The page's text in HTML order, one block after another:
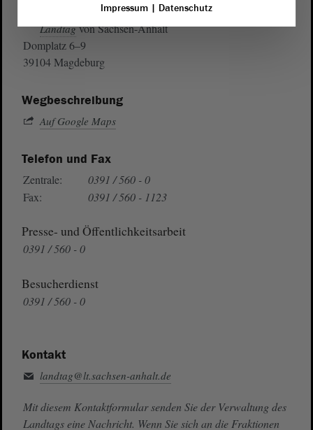
Landtagvon Sachsen-Anhalt
Domplatz 6–9
39104 Magdeburg
Wegbeschreibung
Auf Google Maps
Telefon und Fax
Zentrale:
0391 / 560 - 0
Fax:
0391 / 560 - 1123
Presse- und Öffentlichkeitsarbeit
0391 / 560 - 0
Besucherdienst
0391 / 560 - 0
Kontakt
landtag@lt.sachsen-anhalt.de
Mit diesem Kontaktformular senden Sie der Verwaltung des
Landtags eine Nachricht. Wenn Sie sich an die Fraktionen
Impressum| Datenschutz